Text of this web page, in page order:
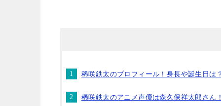
稀咲鉄太のプロフィール！身長や誕生日は
稀咲鉄太のアニメ声優は森久保祥太郎さん！